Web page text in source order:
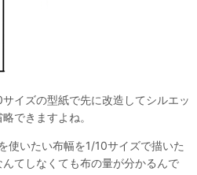
イズの型紙で先に改造してシルエッ
できますよね。
使いたい布幅を1/10サイズで描いた
てしなくても布の量が分かるんで